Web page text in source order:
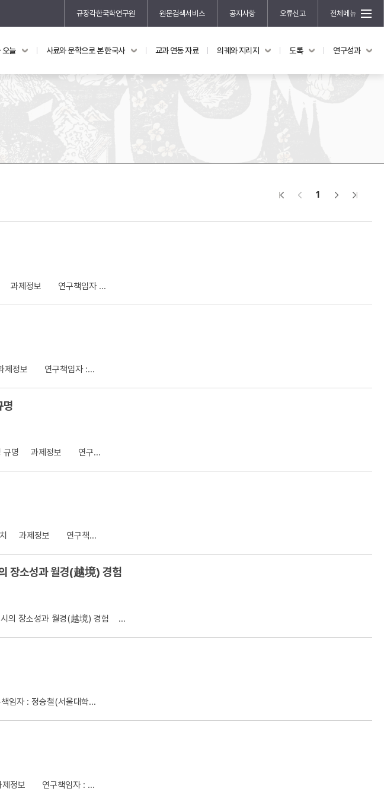
규장각한국학연구원 원문검색서비스 공지사항 오류신고 전체메뉴
궤와 지리지 도록 연구성과
신진학자 초청 연구교류 사업
규장각-산기 연구비 지원 사업
오늘 사료와 문학으로 본 한국사 교과 연동 자료 의궤와 지리지 도록 연구성과
1
｣ 과제정보 연구책임자 ...
과제정보 연구책임자 :...
명
성 규명 과제정보 연구...
가치 과제정보 연구책...
장소성과 월경(越境) 경험
시의 장소성과 월경(越境) 경험 ...
자 : 정승철(서울대학...
제정보 연구책임자 : ...